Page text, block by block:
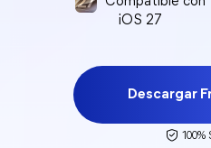
iOS 27
Descargar
100%